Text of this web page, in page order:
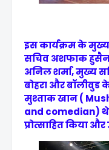
इस कार्यक्रम के मुख्य
सचिव अशफाक हुसैन,
अनिल शर्मा, मुख्य
बोहरा और बॉलीवुड
मुश्ताक खान (
and comedian)
प्रोत्साहित किया और